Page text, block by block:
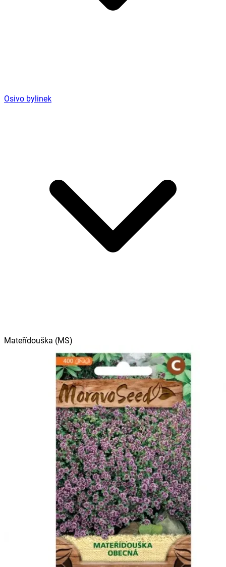
Osivo bylinek
Mateřídouška (MS)